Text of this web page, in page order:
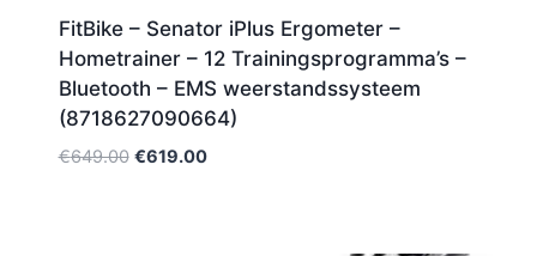
FitBike – Senator iPlus Ergometer –
Hometrainer – 12 Trainingsprogramma’s –
Bluetooth – EMS weerstandssysteem
(8718627090664)
€649.00 Oorspronkelijke
€619.00Huidige